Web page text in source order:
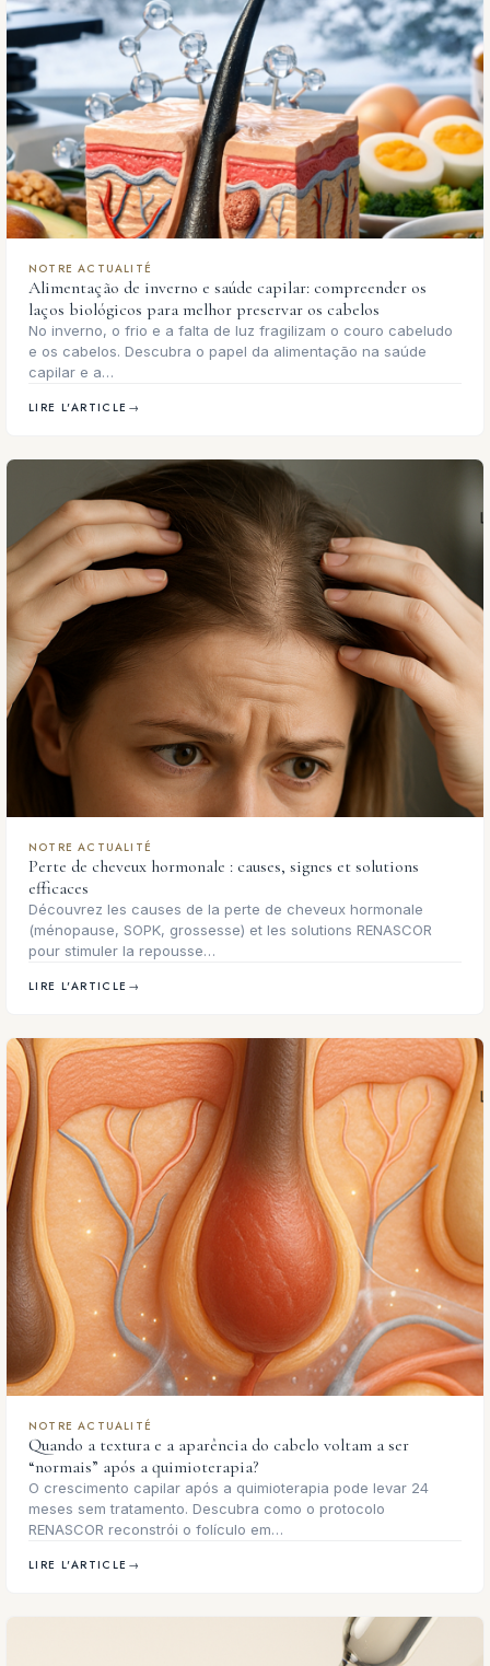
NOTRE ACTUALITÉ
Alimentação de inverno e saúde capilar: compreender os
laços biológicos para melhor preservar os cabelos
No inverno, o frio e a falta de luz fragilizam o couro cabeludo
e os cabelos. Descubra o papel da alimentação na saúde
capilar e a…
LIRE L'ARTICLE →
NOTRE ACTUALITÉ
Perte de cheveux hormonale : causes, signes et solutions
efficaces
Découvrez les causes de la perte de cheveux hormonale
(ménopause, SOPK, grossesse) et les solutions RENASCOR
pour stimuler la repousse…
LIRE L'ARTICLE →
NOTRE ACTUALITÉ
Quando a textura e a aparência do cabelo voltam a ser
“normais” após a quimioterapia?
O crescimento capilar após a quimioterapia pode levar 24
meses sem tratamento. Descubra como o protocolo
RENASCOR reconstrói o folículo em…
LIRE L'ARTICLE →